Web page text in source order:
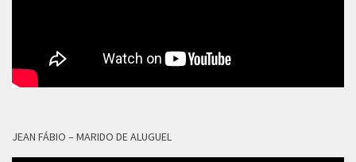
JEAN FÁBIO – MARIDO DE ALUGUEL